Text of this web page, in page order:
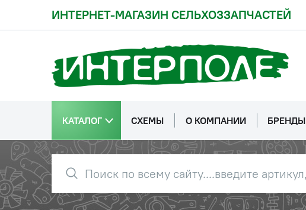
ИНТЕРНЕТ-МАГАЗИН СЕЛЬХОЗЗАПЧАСТЕЙ
КАТАЛОГ СХЕМЫ О КОМПАНИИ БРЕНДЫ